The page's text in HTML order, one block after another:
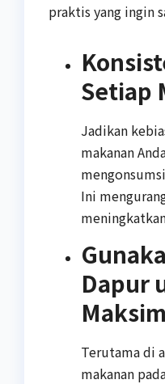
praktis yang ingin
Setiap
Jadikan
makanan
Ini
Dapur
Terutama di
makanan